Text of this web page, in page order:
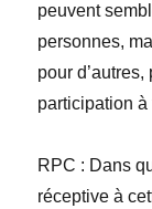
peuvent
personnes,
pour
participation
RPC : Dans
réceptive à